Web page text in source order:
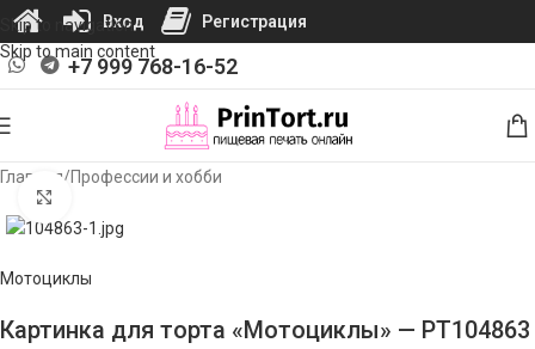
Skip to navigation
Skip to main content
+7 999 768-16-52
Главная/Профессии и хобби
Мотоциклы
Картинка для торта «Мотоциклы» — PT104863
Вход Регистрация